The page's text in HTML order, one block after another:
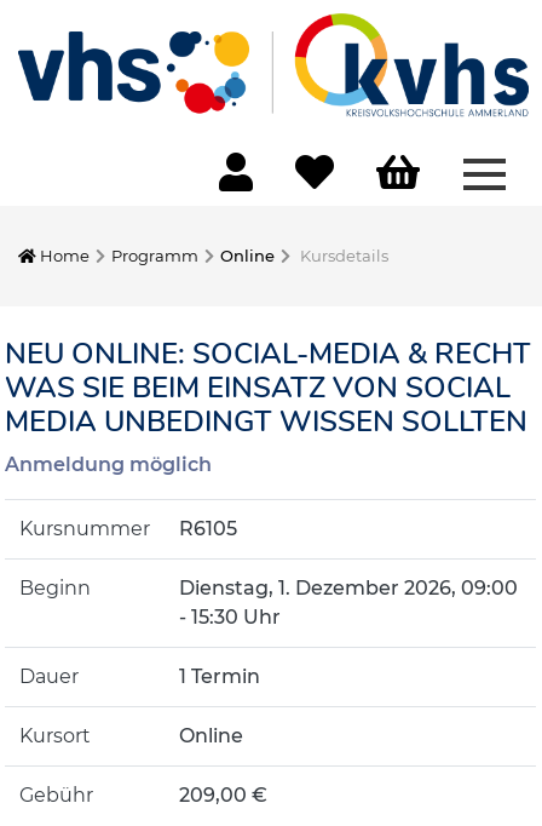
Home Programm Online Kursdetails
NEU ONLINE: SOCIAL-MEDIA & RECHT
WAS SIE BEIM EINSATZ VON SOCIAL
MEDIA UNBEDINGT WISSEN SOLLTEN
Anmeldung möglich
Kursnummer R6105
Beginn
Dienstag, 1. Dezember 2026, 09:00
- 15:30 Uhr
Dauer 1 Termin
Kursort Online
Gebühr 209,00 €